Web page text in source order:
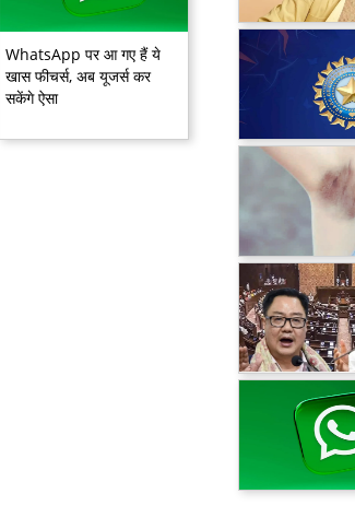
WhatsApp पर आ गए हैं ये
खास फीचर्स, अब यूजर्स कर
सकेंगे ऐसा